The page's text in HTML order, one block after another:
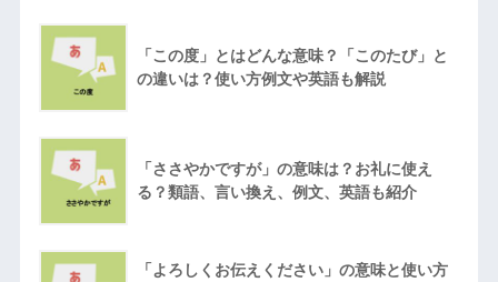
「この度」とはどんな意味？「このたび」と
の違いは？使い方例文や英語も解説
「ささやかですが」の意味は？お礼に使え
る？類語、言い換え、例文、英語も紹介
「よろしくお伝えください」の意味と使い方